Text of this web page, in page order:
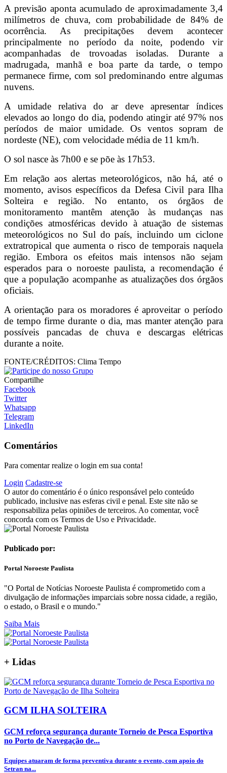
A previsão aponta acumulado de aproximadamente 3,4
milímetros de chuva, com probabilidade de 84% de
ocorrência. As precipitações devem acontecer
principalmente no período da noite, podendo vir
acompanhadas de trovoadas isoladas. Durante a
madrugada, manhã e boa parte da tarde, o tempo
permanece firme, com sol predominando entre algumas
nuvens.
A umidade relativa do ar deve apresentar índices
elevados ao longo do dia, podendo atingir até 97% nos
períodos de maior umidade. Os ventos sopram de
nordeste (NE), com velocidade média de 11 km/h.
O sol nasce às 7h00 e se põe às 17h53.
Em relação aos alertas meteorológicos, não há, até o
momento, avisos específicos da Defesa Civil para Ilha
Solteira e região. No entanto, os órgãos de
monitoramento mantêm atenção às mudanças nas
condições atmosféricas devido à atuação de sistemas
meteorológicos no Sul do país, incluindo um ciclone
extratropical que aumenta o risco de temporais naquela
região. Embora os efeitos mais intensos não sejam
esperados para o noroeste paulista, a recomendação é
que a população acompanhe as atualizações dos órgãos
oficiais.
A orientação para os moradores é aproveitar o período
de tempo firme durante o dia, mas manter atenção para
possíveis pancadas de chuva e descargas elétricas
durante a noite.
FONTE/CRÉDITOS: Clima Tempo
Compartilhe
Facebook
Twitter
Whatsapp
Telegram
LinkedIn
Comentários
Para comentar realize o login em sua conta!
Login Cadastre-se
O autor do comentário é o único responsável pelo conteúdo
publicado, inclusive nas esferas civil e penal. Este site não se
responsabiliza pelas opiniões de terceiros. Ao comentar, você
concorda com os Termos de Uso e Privacidade.
Publicado por:
Portal Noroeste Paulista
"O Portal de Notícias Noroeste Paulista é comprometido com a
divulgação de informações imparciais sobre nossa cidade, a região,
o estado, o Brasil e o mundo."
Saiba Mais
+ Lidas
GCM ILHA SOLTEIRA
GCM reforça segurança durante Torneio de Pesca Esportiva
no Porto de Navegação de...
Equipes atuaram de forma preventiva durante o evento, com apoio do
Setran na...